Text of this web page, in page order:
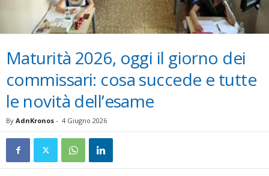
Maturità 2026, oggi il giorno dei
commissari: cosa succede e tutte
le novità dell’esame
By AdnKronos - 4 Giugno 2026